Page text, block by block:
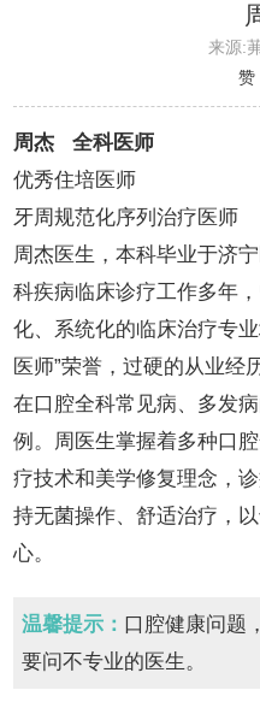
来源:
赞
周杰 全科医师
优秀住培医师
牙周规范化序列治疗医师
周杰医生，本科毕业于济
科疾病临床诊疗工作多年
化、系统化的临床治疗专
医师”荣誉，过硬的从业经
在口腔全科常见病、多发
例。周医生掌握着多种口
疗技术和美学修复理念，
持无菌操作、舒适治疗，
心。
温馨提示： 口腔健康问题
要问不专业的医生。